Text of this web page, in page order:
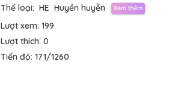
Thể loại: HE Huyền huyễn
Lượt xem: 199
Lượt thích: 0
Tiến độ: 171/1260